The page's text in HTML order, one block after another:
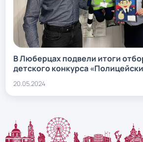
В Люберцах подвели итоги
детского конкурса
20.05.2024